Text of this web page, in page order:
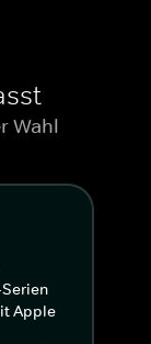
Wahl
Apple